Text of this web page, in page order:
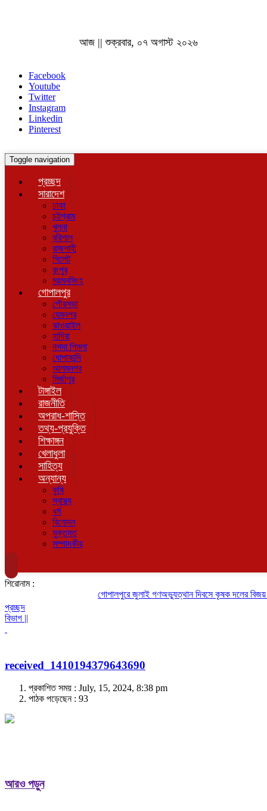
আজ || শুক্রবার, ০৭ অগাস্ট ২০২৬
Facebook
Youtube
Twitter
Instagram
Linkedin
Pinterest
Toggle navigation
প্রচ্ছদ
সারাদেশ
ঢাকা
চট্টগ্রাম
খুলনা
বরিশাল
রাজশাহী
সিলেট
রংপুর
ময়মনসিংহ
গোপালপুর
পৌরসভা
হেমনগর
ঝাওয়াইল
হাদিরা
নগদা শিমলা
ধোপাকান্দি
আলমনগর
মির্জাপুর
টাঙ্গাইল
রাজনীতি
অপরাধ-শাস্তি
তথ্য-প্রযুক্তি
শিক্ষাঙ্গন
খেলাধুলা
সাহিত্য
অন্যান্য
কৃষি
স্বাস্থ্য
ধর্ম
বিনোদন
মুক্তমত
সম্পাদকীয়
শিরোনাম :
গোপালপুরে জুলাই গণঅভ্যুত্থান দিবসে কৃষক দলের বিজয়
প্রচ্ছদ
বিভাগ ||
received_1410194379643690
প্রকাশিত সময় : July, 15, 2024, 8:38 pm
পাঠক পড়েছেন : 93
আরও পড়ুন